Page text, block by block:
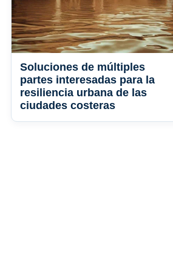
Soluciones de múltiples
partes interesadas para la
resiliencia urbana de las
ciudades costeras